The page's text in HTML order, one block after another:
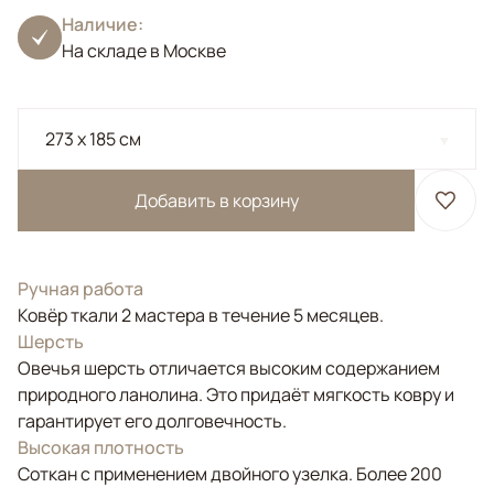
Наличие:
На складе в Москве
273 x 185 см
Добавить в корзину
Ручная работа
Ковёр ткали 2 мастера в течение 5 месяцев.
Шерсть
Овечья шерсть отличается высоким содержанием
природного ланолина. Это придаёт мягкость ковру и
гарантирует его долговечность.
Высокая плотность
Соткан с применением двойного узелка. Более 200